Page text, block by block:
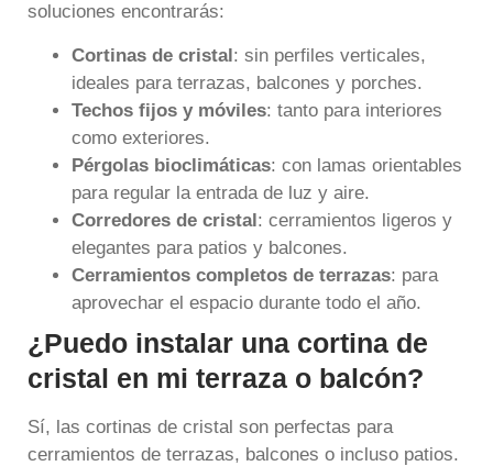
soluciones encontrarás:
Cortinas de cristal: sin perfiles verticales,
ideales para terrazas, balcones y porches.
Techos fijos y móviles: tanto para interiores
como exteriores.
Pérgolas bioclimáticas: con lamas orientables
para regular la entrada de luz y aire.
Corredores de cristal: cerramientos ligeros y
elegantes para patios y balcones.
Cerramientos completos de terrazas: para
aprovechar el espacio durante todo el año.
¿Puedo instalar una cortina de
cristal en mi terraza o balcón?
Sí, las cortinas de cristal son perfectas para
cerramientos de terrazas, balcones o incluso patios.